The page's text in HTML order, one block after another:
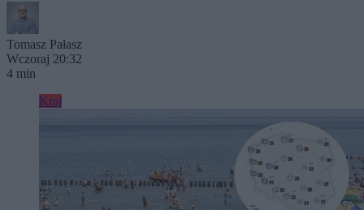
Tomasz Pałasz
Wczoraj 20:32
4 min
Kraj